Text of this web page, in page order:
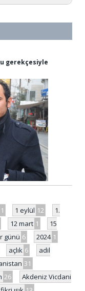
gerekçesiyle
1 eylül 12
1.
12 mart 1
15
günü 6 2024 1
açlık 6
adil
31
26
Akdeniz Vicdani